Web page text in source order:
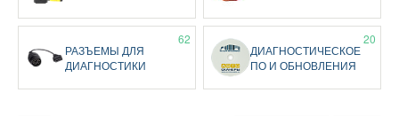
РАЗЪЕМЫ ДЛЯ
ДИАГНОСТИКИ
62
ДИАГНОСТИЧЕСКОЕ
ПО И ОБНОВЛЕНИЯ
20